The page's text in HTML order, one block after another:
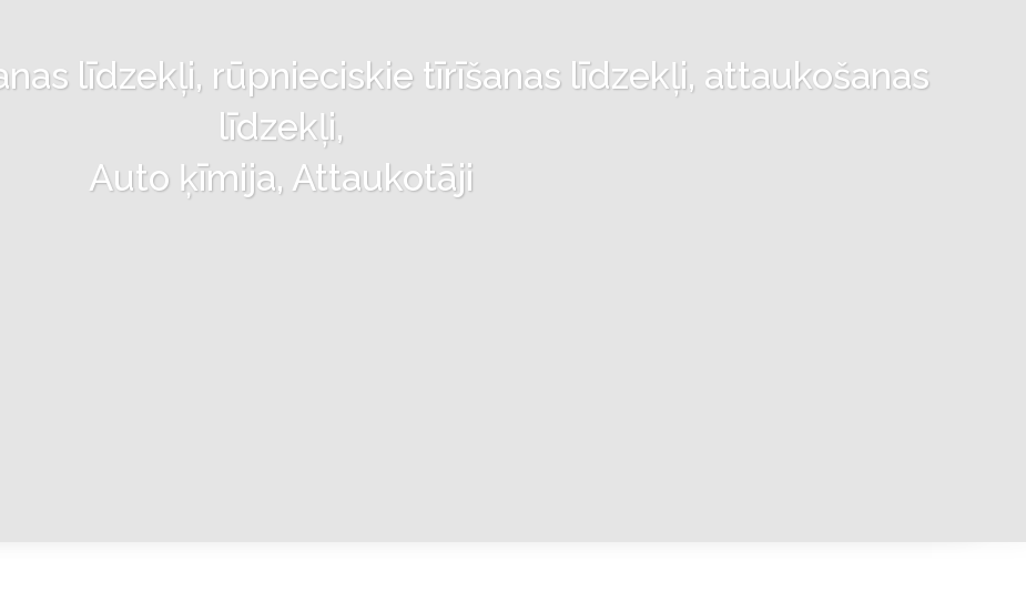
līdzekļi, rūpnieciskie tīrīšanas līdzekļi, attaukošanas
līdzekļi,
Auto ķīmija, Attaukotāji